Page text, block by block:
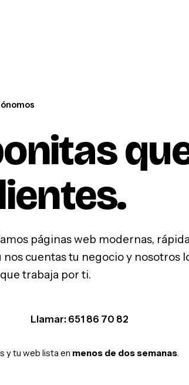
.
páginas web modernas,
nos cuentas tu negocio y nosotros
trabaja por ti.
Llamar: 651 86 70 82
y tu web lista en menos de dos semanas.